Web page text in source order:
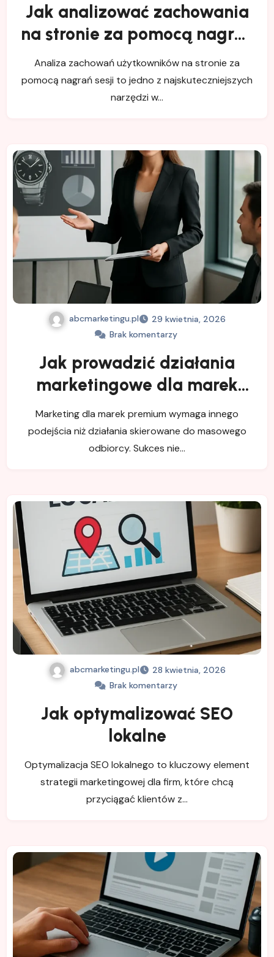
Jak analizować zachowania
na stronie za pomocą nagrań
sesji
Analiza zachowań użytkowników na stronie za
pomocą nagrań sesji to jedno z najskuteczniejszych
narzędzi w…
abcmarketingu.pl
29 kwietnia, 2026
Brak komentarzy
Jak prowadzić działania
marketingowe dla marek
premium
Marketing dla marek premium wymaga innego
podejścia niż działania skierowane do masowego
odbiorcy. Sukces nie…
abcmarketingu.pl
28 kwietnia, 2026
Brak komentarzy
Jak optymalizować SEO
lokalne
Optymalizacja SEO lokalnego to kluczowy element
strategii marketingowej dla firm, które chcą
przyciągać klientów z…